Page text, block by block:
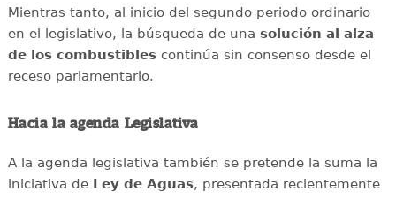
Mientras tanto, al inicio del segundo periodo ordinario
en el legislativo, la búsqueda de una solución al alza
de los combustiblescontinúa sin consenso desde el
receso parlamentario.
Hacia la agenda Legislativa
A la agenda legislativa también se pretende la suma la
iniciativa de Ley de Aguas, presentada recientemente